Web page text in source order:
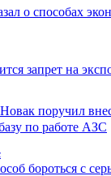
о способах
запрет на
поручил
по работе АЗС
бороться с